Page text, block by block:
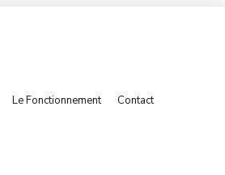
Le Fonctionnement Contact